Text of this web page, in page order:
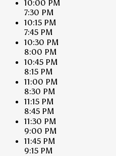
10:00 PM
7:30 PM
10:15 PM
7:45 PM
10:30 PM
8:00 PM
10:45 PM
8:15 PM
11:00 PM
8:30 PM
11:15 PM
8:45 PM
11:30 PM
9:00 PM
11:45 PM
9:15 PM